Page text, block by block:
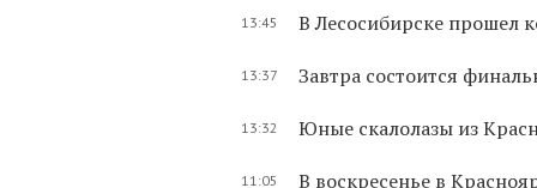
13:45 В Лесосибирске прошел
13:37 Завтра состоится
13:32 Юные скалолазы из
11:05 В воскресенье в